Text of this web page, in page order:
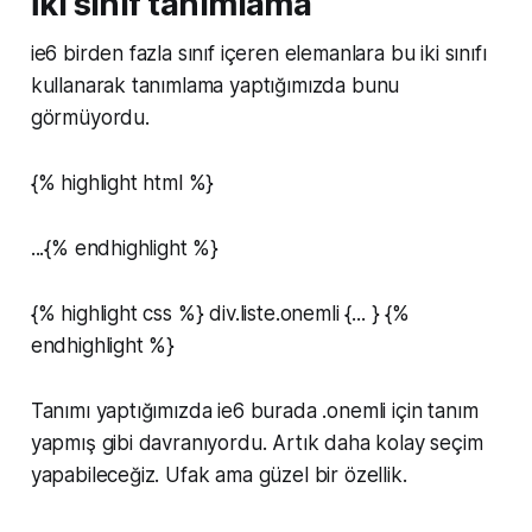
ie6 birden fazla sınıf içeren elemanlara bu iki sınıfı
kullanarak tanımlama yaptığımızda bunu
görmüyordu.
{% highlight html %}
...{% endhighlight %}
{% highlight css %} div.liste.onemli {... } {%
endhighlight %}
Tanımı yaptığımızda ie6 burada .onemli için tanım
yapmış gibi davranıyordu. Artık daha kolay seçim
yapabileceğiz. Ufak ama güzel bir özellik.